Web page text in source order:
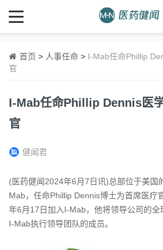
首页 > 人事任命 > I-Mab任命Phillip
官
I-Mab任命Phillip Dennis医
官
健闻君
(医药健闻2024年6月7日讯)总部位于美国
Mab，任命Phillip Dennis博士为首席医疗
年6月17日加入I-Mab，他将领导公司的
I-Mab执行领导团队的成员。